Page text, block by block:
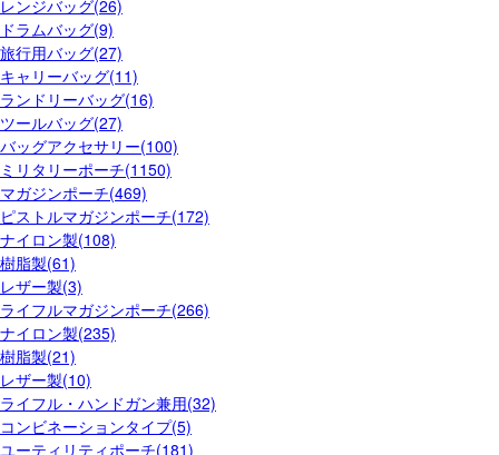
レンジバッグ(26)
ドラムバッグ(9)
旅行用バッグ(27)
キャリーバッグ(11)
ランドリーバッグ(16)
ツールバッグ(27)
バッグアクセサリー(100)
ミリタリーポーチ(1150)
マガジンポーチ(469)
ピストルマガジンポーチ(172)
ナイロン製(108)
樹脂製(61)
レザー製(3)
ライフルマガジンポーチ(266)
ナイロン製(235)
樹脂製(21)
レザー製(10)
ライフル・ハンドガン兼用(32)
コンビネーションタイプ(5)
ユーティリティポーチ(181)